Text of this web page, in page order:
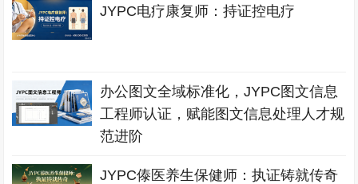
JYPC电疗康复师：持证控电疗
办公图文全域标准化，JYPC图文信息
工程师认证，赋能图文信息处理人才规
范进阶
JYPC傣医养生保健师：执证铸就传奇